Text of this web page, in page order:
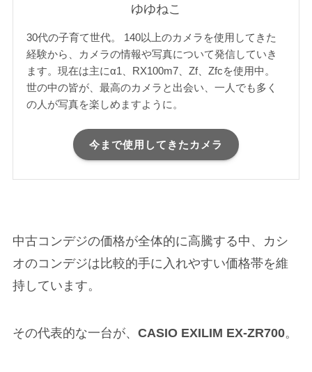
ゆゆねこ
30代の子育て世代。 140以上のカメラを使用してきた
経験から、カメラの情報や写真について発信していき
ます。現在は主にα1、RX100m7、Zf、Zfcを使用中。
世の中の皆が、最高のカメラと出会い、一人でも多く
の人が写真を楽しめますように。
今まで使用してきたカメラ
中古コンデジの価格が全体的に高騰する中、カシ
オのコンデジは比較的手に入れやすい価格帯を維
持しています。
その代表的な一台が、 CASIO EXILIM EX-ZR700。